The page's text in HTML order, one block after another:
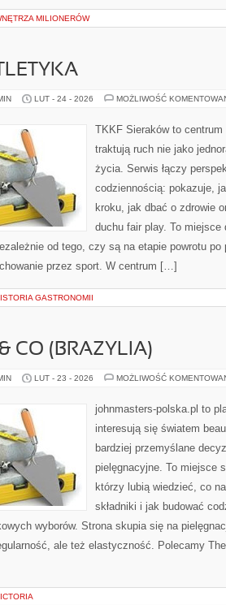
MILIONERÓW
LUT - 24 - 2026 MOŻLIWOŚĆ
TKKF Sieraków to
traktują ruch nie jako
życia. Serwis łączy
codziennością: pokazuje,
kroku, jak dbać o zdrowie
duchu fair play. To
od tego, czy są na etapie powrotu
przez sport. W centrum […]
GASTRONOMII
CO (BRAZYLIA)
LUT - 23 - 2026 MOŻLIWOŚĆ
johnmasters-polska.pl to
interesują się światem
bardziej przemyślane
pielęgnacyjne. To miejsce
którzy lubią wiedzieć, co
składniki i jak budować
wyborów. Strona skupia się na
ale też elastyczność. Polecamy